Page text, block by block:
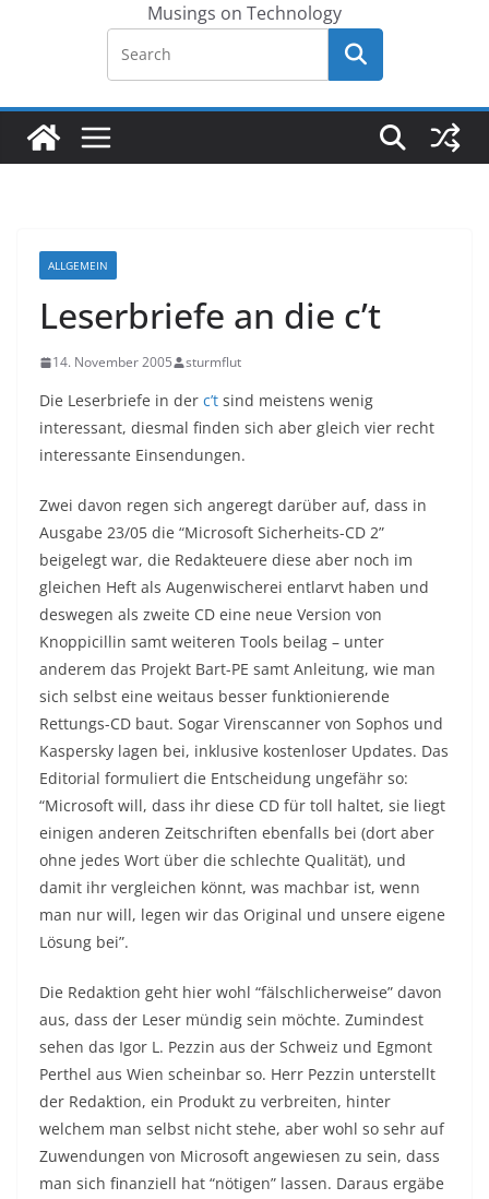
Musings on Technology
ALLGEMEIN
Leserbriefe an die c’t
14. November 2005 sturmflut
Die Leserbriefe in der c’t sind meistens wenig
interessant, diesmal finden sich aber gleich vier recht
interessante Einsendungen.
Zwei davon regen sich angeregt darüber auf, dass in
Ausgabe 23/05 die “Microsoft Sicherheits-CD 2”
beigelegt war, die Redakteuere diese aber noch im
gleichen Heft als Augenwischerei entlarvt haben und
deswegen als zweite CD eine neue Version von
Knoppicillin samt weiteren Tools beilag – unter
anderem das Projekt Bart-PE samt Anleitung, wie man
sich selbst eine weitaus besser funktionierende
Rettungs-CD baut. Sogar Virenscanner von Sophos und
Kaspersky lagen bei, inklusive kostenloser Updates. Das
Editorial formuliert die Entscheidung ungefähr so:
“Microsoft will, dass ihr diese CD für toll haltet, sie liegt
einigen anderen Zeitschriften ebenfalls bei (dort aber
ohne jedes Wort über die schlechte Qualität), und
damit ihr vergleichen könnt, was machbar ist, wenn
man nur will, legen wir das Original und unsere eigene
Lösung bei”.
Die Redaktion geht hier wohl “fälschlicherweise” davon
aus, dass der Leser mündig sein möchte. Zumindest
sehen das Igor L. Pezzin aus der Schweiz und Egmont
Perthel aus Wien scheinbar so. Herr Pezzin unterstellt
der Redaktion, ein Produkt zu verbreiten, hinter
welchem man selbst nicht stehe, aber wohl so sehr auf
Zuwendungen von Microsoft angewiesen zu sein, dass
man sich finanziell hat “nötigen” lassen. Daraus ergäbe